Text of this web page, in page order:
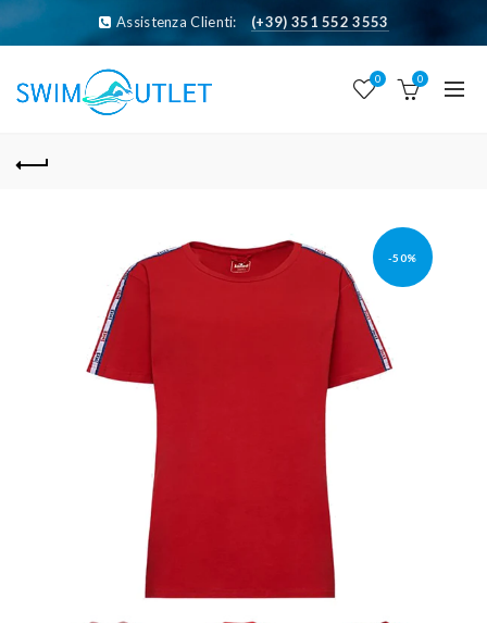
Assistenza Clienti: (+39) 351 552 3553
0 0
-50%